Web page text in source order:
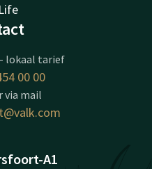
lokaal tarief
00 00
via mail
A1